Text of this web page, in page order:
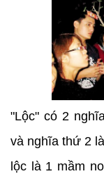
"Lộc" có 2
và nghĩa thứ 2
lộc là 1 mầm